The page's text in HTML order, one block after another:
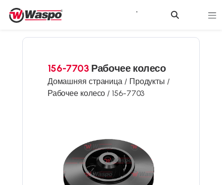
156-7703 Рабочее колесо
Домашняя страница / Продукты /
Рабочее колесо /156-7703